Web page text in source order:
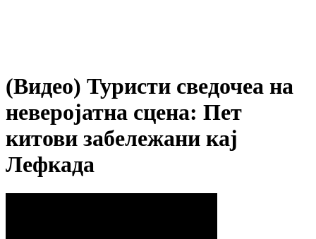
(Видео) Туристи сведочеа на
неверојатна сцена: Пет
китови забележани кај
Лефкада